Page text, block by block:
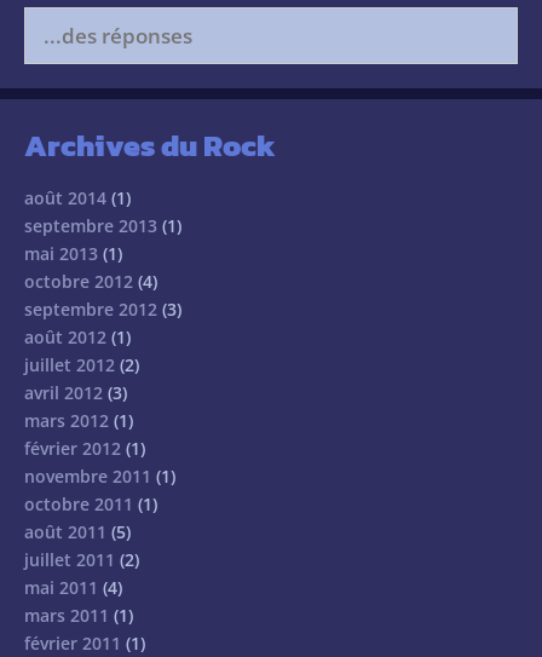
Search
for:
Archives du Rock
août 2014 (1)
septembre 2013 (1)
mai 2013 (1)
octobre 2012 (4)
septembre 2012 (3)
août 2012 (1)
juillet 2012 (2)
avril 2012 (3)
mars 2012 (1)
février 2012 (1)
novembre 2011 (1)
octobre 2011 (1)
août 2011 (5)
juillet 2011 (2)
mai 2011 (4)
mars 2011 (1)
février 2011 (1)